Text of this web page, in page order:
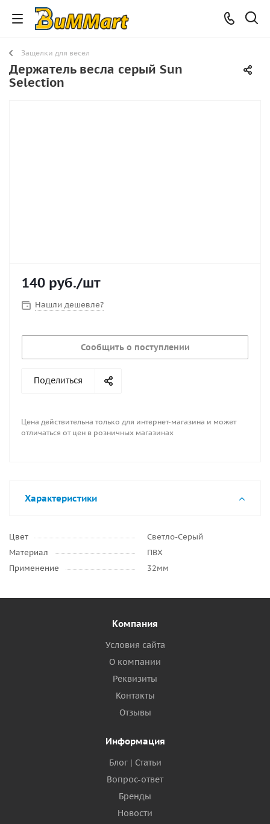
Защелки для весел
Держатель весла серый Sun
Selection
140 руб./шт
Нашли дешевле?
Сообщить о поступлении
Поделиться
Цена действительна только для интернет-магазина и может
отличаться от цен в розничных магазинах
Характеристики
Цвет
Светло-Серый
Материал
ПВХ
Применение
32мм
Компания
Условия сайта
О компании
Реквизиты
Контакты
Отзывы
Информация
Блог | Статьи
Вопрос-ответ
Бренды
Новости